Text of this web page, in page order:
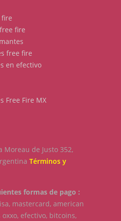
fire
free fire
en efectivo
Free Fire MX
Moreau de Justo 352,
Términos y
formas de pago :
mastercard, american
efectivo, bitcoins,